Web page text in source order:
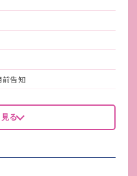
前告知
より発注
円（税込）
る